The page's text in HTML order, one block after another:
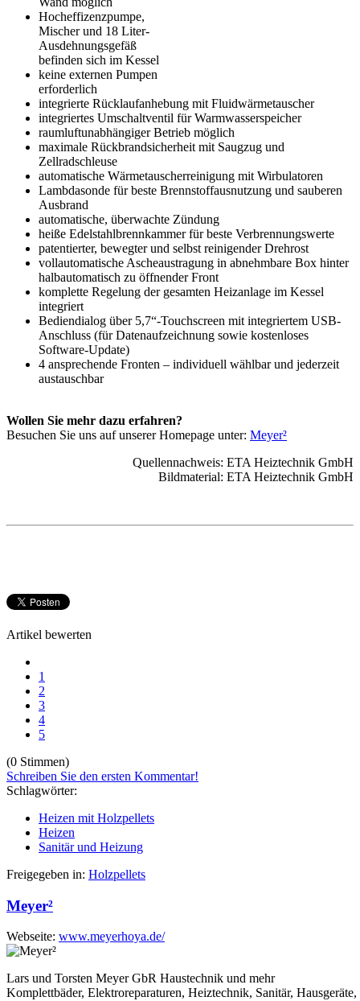
Hocheffizenzpumpe,
Mischer und 18 Liter-
Ausdehnungsgefäß
befinden sich im Kessel
keine externen Pumpen
erforderlich
integrierte Rücklaufanhebung mit Fluidwärmetauscher
integriertes Umschaltventil für Warmwasserspeicher
raumluftunabhängiger Betrieb möglich
maximale Rückbrandsicherheit mit Saugzug und
Zellradschleuse
automatische Wärmetauscherreinigung mit Wirbulatoren
Lambdasonde für beste Brennstoffausnutzung und sauberen
Ausbrand
automatische, überwachte Zündung
heiße Edelstahlbrennkammer für beste Verbrennungswerte
patentierter, bewegter und selbst reinigender Drehrost
vollautomatische Ascheaustragung in abnehmbare Box hinter
halbautomatisch zu öffnender Front
komplette Regelung der gesamten Heizanlage im Kessel
integriert
Bediendialog über 5,7“-Touchscreen mit integriertem USB-
Anschluss (für Datenaufzeichnung sowie kostenloses
Software-Update)
4 ansprechende Fronten – individuell wählbar und jederzeit
austauschbar
Wollen Sie mehr dazu erfahren?
Besuchen Sie uns auf unserer Homepage unter: Meyer²
Quellennachweis: ETA Heiztechnik GmbH
Bildmaterial: ETA Heiztechnik GmbH
Artikel bewerten
1
2
3
4
5
(0 Stimmen)
Schreiben Sie den ersten Kommentar!
Schlagwörter:
Heizen mit Holzpellets
Heizen
Sanitär und Heizung
Freigegeben in: Holzpellets
Meyer²
Webseite: www.meyerhoya.de/
Lars und Torsten Meyer GbR Haustechnik und mehr
Komplettbäder, Elektroreparaturen, Heiztechnik, Sanitär,